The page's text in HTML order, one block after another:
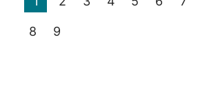
8 9